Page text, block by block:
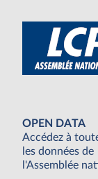
OPEN DATA
Accédez à
les données de
l'Assemblée